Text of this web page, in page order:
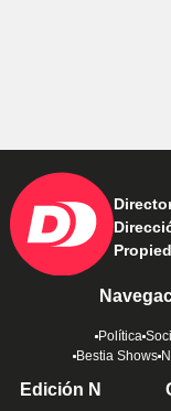
Política
Bestia Shows
Edición N